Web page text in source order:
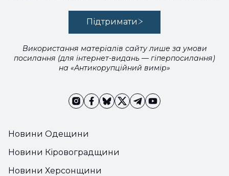
Новини Одещини
Новини Кіровоградщини
Новини Херсонщини
Підтримати
Використання матеріалів сайту лише за умови
посилання (для інтернет-видань — гіперпосилання)
на «Антикорупційний вимір»